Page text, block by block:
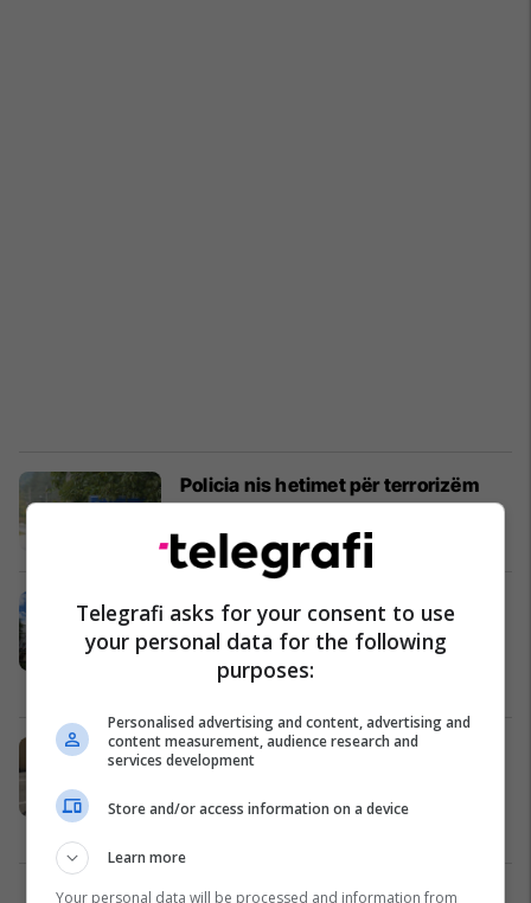
Policia nis hetimet për terrorizëm
pas mesazheve në Zubin-Potok
Kronika e Zezë 31/07/2026
Shqipëria mbështet hetimet për
varrezën masive në Kalludër të
Vogël
Shqipëri 31/07/2026
​Arrestimi i dëshmitarit në Serbi ,
Kuçi: Beogradi e trajton zbulimin e
së vërtetës si akt spiunazhi,
masive
Telegrafi asks for your consent to use
your personal data for the following
purposes:
Personalised advertising and content, advertising and
content measurement, audience research and
services development
Store and/or access information on a device
Learn more
Your personal data will be processed and information from